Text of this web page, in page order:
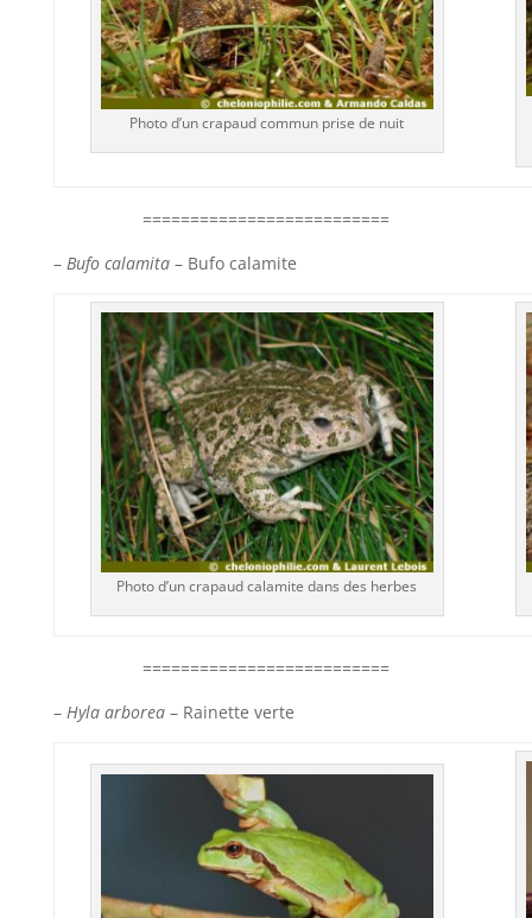
Photo d’un crapaud commun prise de nuit
==========================
– Bufo calamita– Bufo calamite
Photo d’un crapaud calamite dans des herbes
==========================
– Hyla arborea – Rainette verte